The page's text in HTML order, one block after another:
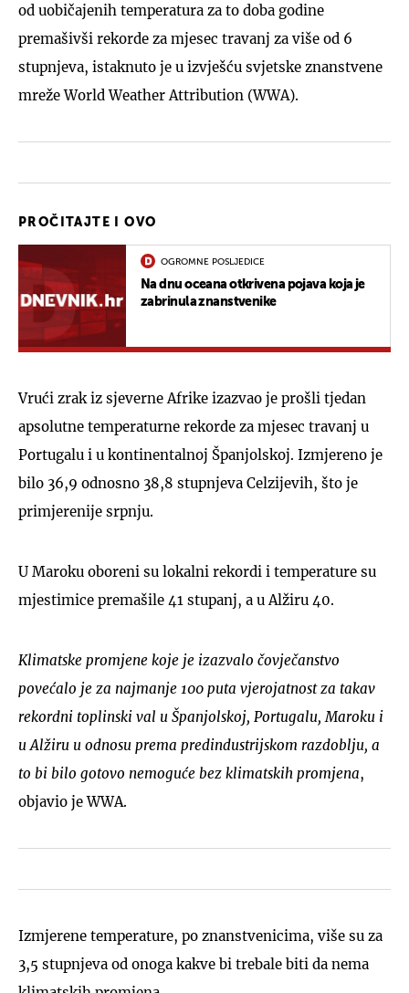
od uobičajenih temperatura za to doba godine
premašivši rekorde za mjesec travanj za više od 6
stupnjeva, istaknuto je u izvješću svjetske znanstvene
mreže World Weather Attribution (WWA).
PROČITAJTE I OVO
OGROMNE POSLJEDICE
Na dnu oceana otkrivena pojava koja je
zabrinula znanstvenike
Vrući zrak iz sjeverne Afrike izazvao je prošli tjedan
apsolutne temperaturne rekorde za mjesec travanj u
Portugalu i u kontinentalnoj Španjolskoj. Izmjereno je
bilo 36,9 odnosno 38,8 stupnjeva Celzijevih, što je
primjerenije srpnju.
U Maroku oboreni su lokalni rekordi i temperature su
mjestimice premašile 41 stupanj, a u Alžiru 40.
Klimatske promjene koje je izazvalo čovječanstvo
povećalo je za najmanje 100 puta vjerojatnost za takav
rekordni toplinski val u Španjolskoj, Portugalu, Maroku i
u Alžiru u odnosu prema predindustrijskom razdoblju, a
to bi bilo gotovo nemoguće bez klimatskih promjena,
objavio je WWA.
Izmjerene temperature, po znanstvenicima, više su za
3,5 stupnjeva od onoga kakve bi trebale biti da nema